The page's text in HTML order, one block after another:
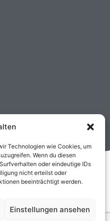
Technologien wie Cookies, um
Wenn du diesen
oder eindeutige IDs
nicht erteilst oder
beeinträchtigt werden.
Einstellungen ansehen
2024